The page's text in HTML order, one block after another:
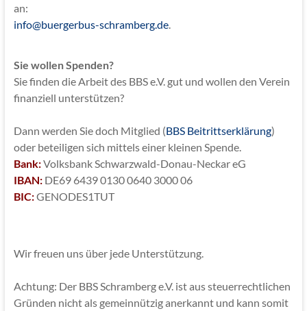
an:
info@buergerbus-schramberg.de.
Sie wollen Spenden?
Sie finden die Arbeit des BBS e.V. gut und wollen den Verein
finanziell unterstützen?
Dann werden Sie doch Mitglied (BBS Beitrittserklärung)
oder beteiligen sich mittels einer kleinen Spende.
Bank:Volksbank Schwarzwald-Donau-Neckar eG
IBAN: DE69 6439 0130 0640 3000 06
BIC:GENODES1TUT
Wir freuen uns über jede Unterstützung.
Achtung: Der BBS Schramberg e.V. ist aus steuerrechtlichen
Gründen nicht als gemeinnützig anerkannt und kann somit